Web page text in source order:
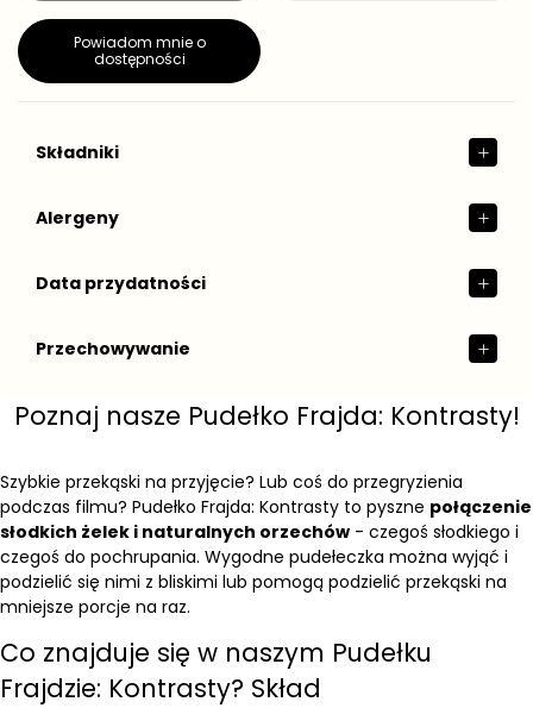
a
r
n
a
Powiadom mnie o
dostępności
Składniki
Alergeny
Data przydatności
Przechowywanie
Poznaj nasze Pudełko Frajda: Kontrasty!
Szybkie przekąski na przyjęcie? Lub coś do przegryzienia
podczas filmu? Pudełko Frajda: Kontrasty to pyszne połączenie
słodkich żelek i naturalnych orzechów - czegoś słodkiego i
czegoś do pochrupania. Wygodne pudełeczka można wyjąć i
podzielić się nimi z bliskimi lub pomogą podzielić przekąski na
mniejsze porcje na raz.
Co znajduje się w naszym Pudełku
Frajdzie: Kontrasty? Skład